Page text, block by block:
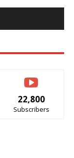
22,800
Subscribers